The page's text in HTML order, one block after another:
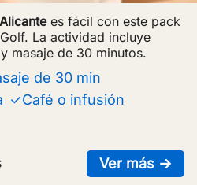
es fácil con este pack
La actividad incluye
masaje de 30 minutos.
de 30 min
✓Café o infusión
Ver más →